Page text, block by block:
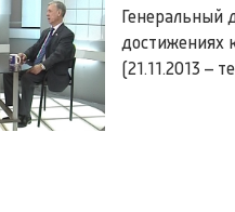
Генеральный
достижениях
(21.11.2013 –